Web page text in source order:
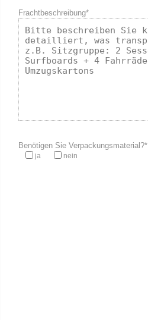
Frachtbeschreibung*
Benötigen Sie Verpackungsmaterial?*
ja nein